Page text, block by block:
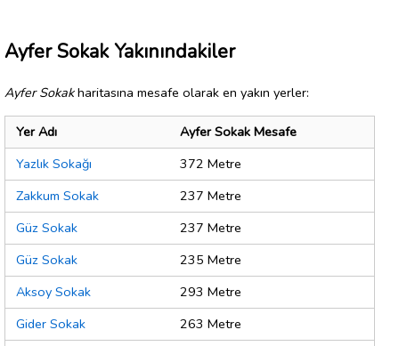
Ayfer Sokak Yakınındakiler
Ayfer Sokakharitasına mesafe olarak en yakın yerler:
Yer Adı
Ayfer Sokak Mesafe
Yazlık Sokağı
372 Metre
Zakkum Sokak
237 Metre
Güz Sokak
237 Metre
Güz Sokak
235 Metre
Aksoy Sokak
293 Metre
Gider Sokak
263 Metre